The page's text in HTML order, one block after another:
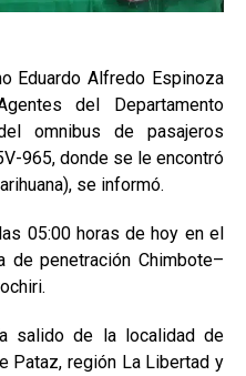
Eduardo Alfredo Espinoza
del Departamento
omnibus de pasajeros
965, donde se le encontró
se informó.
05:00 horas de hoy en el
de penetración Chimbote–
salido de la localidad de
Pataz, región La Libertad y